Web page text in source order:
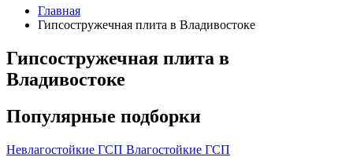
Главная
Гипсостружечная плита в Владивостоке
Гипсостружечная плита в
Владивостоке
Популярные подборки
Невлагостойкие ГСП Влагостойкие ГСП